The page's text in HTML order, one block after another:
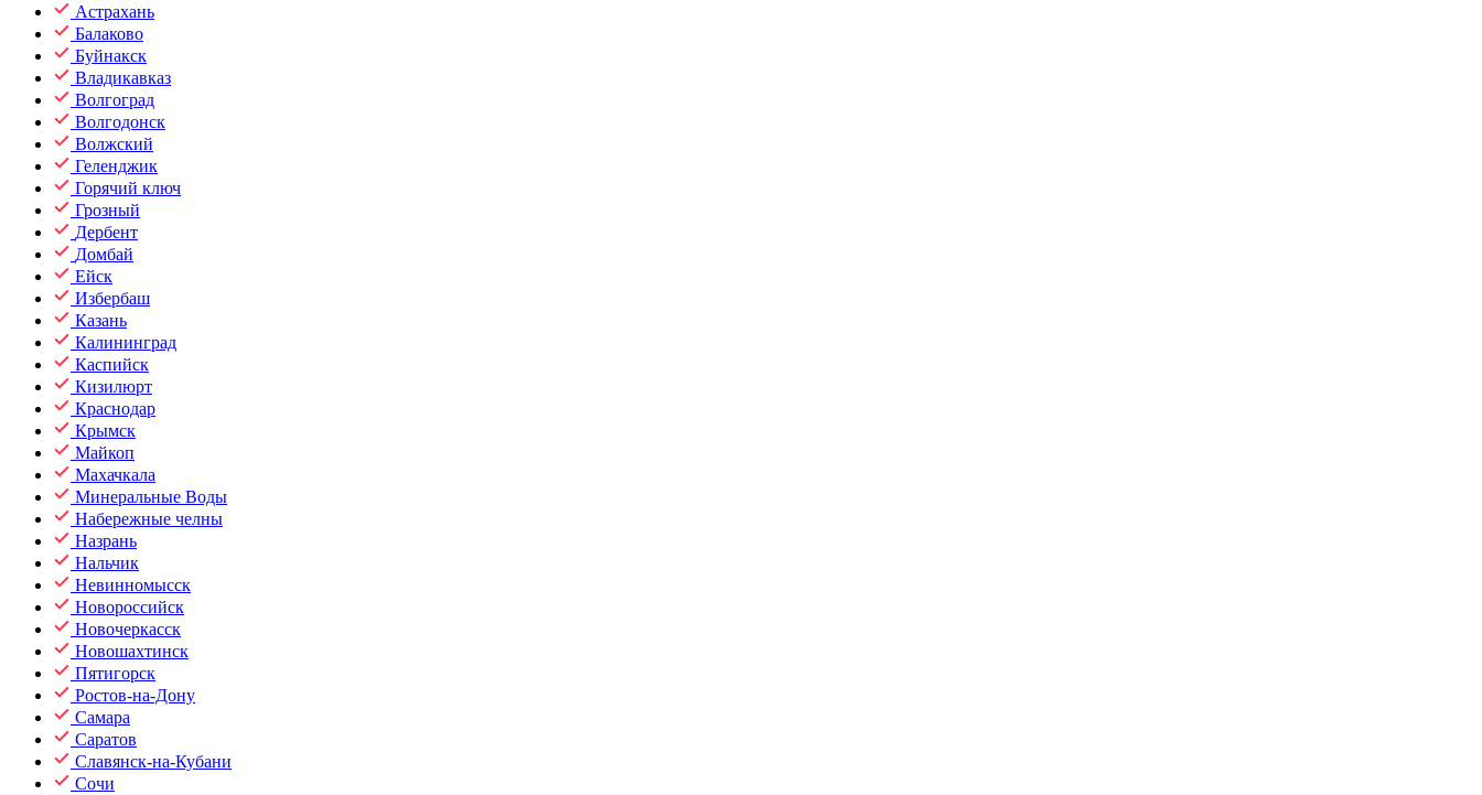
Астрахань
Балаково
Буйнакск
Владикавказ
Волгоград
Волгодонск
Волжский
Геленджик
Горячий ключ
Грозный
Дербент
Домбай
Ейск
Избербаш
Казань
Калининград
Каспийск
Кизилюрт
Краснодар
Крымск
Майкоп
Махачкала
Минеральные Воды
Набережные челны
Назрань
Нальчик
Невинномысск
Новороссийск
Новочеркасск
Новошахтинск
Пятигорск
Ростов-на-Дону
Самара
Саратов
Славянск-на-Кубани
Сочи